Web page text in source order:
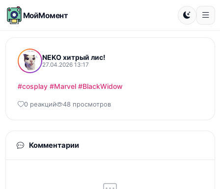
МойМомент
NEKO хитрый лис!
27.04.2026 13:17
#cosplay #Marvel #BlackWidow
0 реакций 48 просмотров
Комментарии